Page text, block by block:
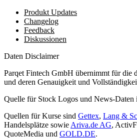
Produkt Updates
Changelog
Feedback
Diskussionen
Daten Disclaimer
Parqet Fintech GmbH übernimmt für die
und deren Genauigkeit und
Quelle für Stock Logos und News-Daten
Quellen für Kurse sind Gettex, Lang &
Handelsplätze sowie Ariva.de AG,
QuoteMedia und GOLD.DE.